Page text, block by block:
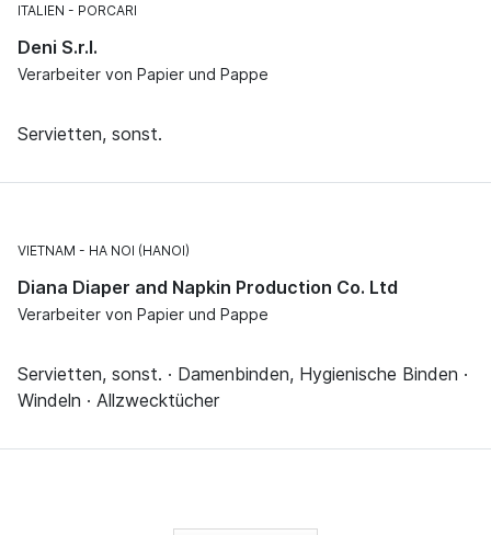
ITALIEN PORCARI
Deni S.r.l.
Verarbeiter von Papier und Pappe
Servietten, sonst.
VIETNAM HA NOI (HANOI)
Diana Diaper and Napkin Production Co. Ltd
Verarbeiter von Papier und Pappe
Servietten, sonst. · Damenbinden, Hygienische Binden ·
Windeln · Allzwecktücher